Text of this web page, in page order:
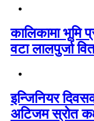
कालिकामा भूमि
वटा लालपुर्जा
इन्जिनियर
अटिजम स्रोत